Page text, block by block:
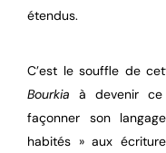
étendus.
C’est le souffle de
Bourkiaà devenir ce
façonner son
habités » aux